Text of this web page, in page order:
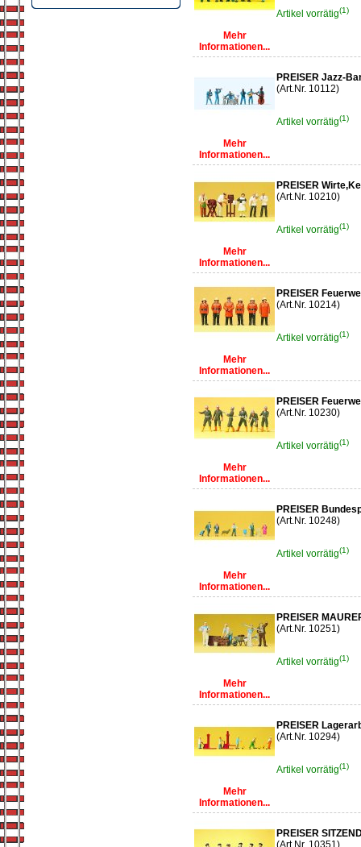
Mehr
Informationen...
Artikel vorrätig(1)
Mehr
Informationen...
PREISER Jazz-
(Art.Nr. 10112)
Artikel vorrätig(1)
Mehr
Informationen...
PREISER
(Art.Nr. 10210)
Artikel vorrätig(1)
Mehr
Informationen...
PREISER
(Art.Nr. 10214)
Artikel vorrätig(1)
Mehr
Informationen...
PREISER
(Art.Nr. 10230)
Artikel vorrätig(1)
Mehr
Informationen...
PREISER
(Art.Nr. 10248)
Artikel vorrätig(1)
Mehr
Informationen...
PREISER
(Art.Nr. 10251)
Artikel vorrätig(1)
Mehr
Informationen...
PREISER
(Art.Nr. 10294)
Artikel vorrätig(1)
PREISER
(Art.Nr. 10351)